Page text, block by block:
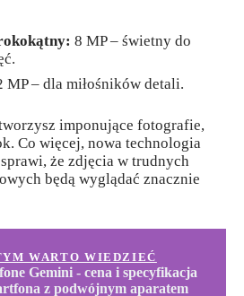
8 MP – świetny do
MP – dla miłośników detali.
imponujące fotografie,
Co więcej, nowa technologia
że zdjęcia w trudnych
będą wyglądać znacznie
WARTO WIEDZIEĆ
Gemini - cena i specyfikacja
z podwójnym aparatem